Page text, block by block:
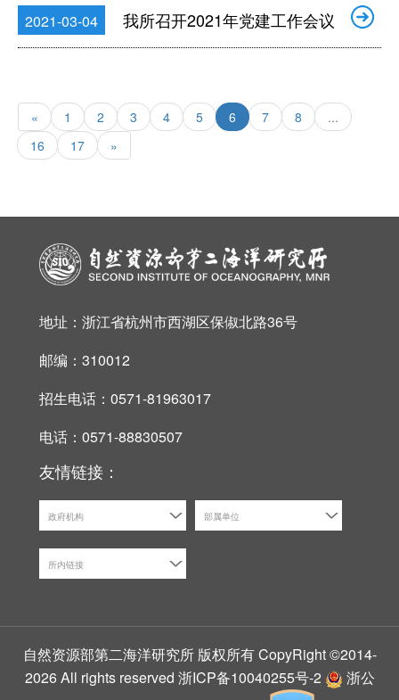
2021-03-04 我所召开2021年党建工作会议
« 1 2 3 4 5 6 7 8
...
16
17 »
地址：浙江省杭州市西湖区保俶北路36号
邮编：310012
招生电话：0571-81963017
电话：0571-88830507
友情链接：
政府机构 部属单位
所内链接
自然资源部第二海洋研究所 版权所有 CopyRight ©2014-
2026 All rights reserved 浙ICP备10040255号-2 浙公